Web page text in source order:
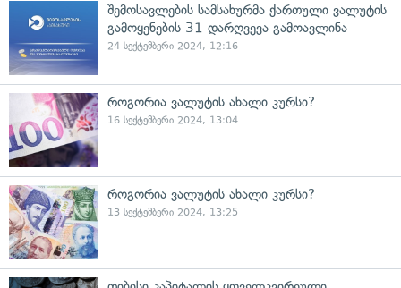
შემოსავლების სამსახურმა ქართული ვალუტის
გამოყენების 31 დარღვევა გამოავლინა
24 სექტემბერი 2024, 12:16
როგორია ვალუტის ახალი კურსი?
16 სექტემბერი 2024, 13:04
როგორია ვალუტის ახალი კურსი?
13 სექტემბერი 2024, 13:25